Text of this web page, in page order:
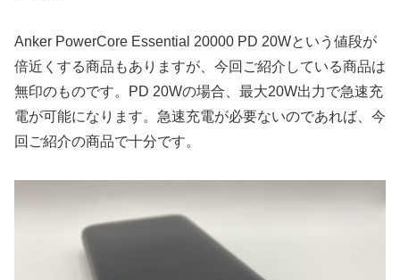
Anker PowerCore Essential 20000 PD 20Wという値段が
倍近くする商品もありますが、今回ご紹介している商品は
無印のものです。PD 20Wの場合、最大20W出力で急速充
電が可能になります。急速充電が必要ないのであれば、今
回ご紹介の商品で十分です。